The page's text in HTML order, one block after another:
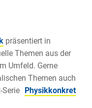
präsentiert in
Themen aus der
Umfeld. Gerne
Themen auch
Physikkonkret